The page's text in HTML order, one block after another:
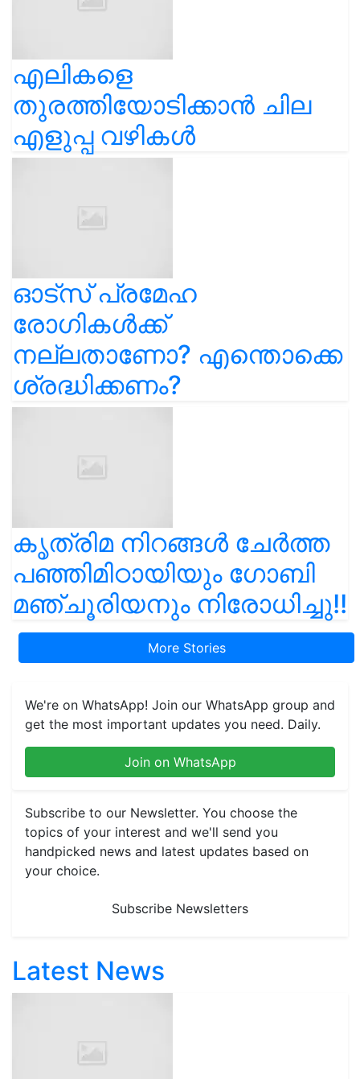
എലികളെ
തുരത്തിയോടിക്കാൻ ചില
എളുപ്പ വഴികൾ
ഓട്സ് പ്രമേഹ
രോഗികൾക്ക്
നല്ലതാണോ? എന്തൊക്കെ
ശ്രദ്ധിക്കണം?
കൃത്രിമ നിറങ്ങൾ ചേർത്ത
പഞ്ഞിമിഠായിയും ഗോബി
മഞ്ചൂരിയനും നിരോധിച്ചു!!
More Stories
We're on WhatsApp! Join our WhatsApp group and
get the most important updates you need. Daily.
Join on WhatsApp
Subscribe to our Newsletter. You choose the
topics of your interest and we'll send you
handpicked news and latest updates based on
your choice.
Subscribe Newsletters
Latest News